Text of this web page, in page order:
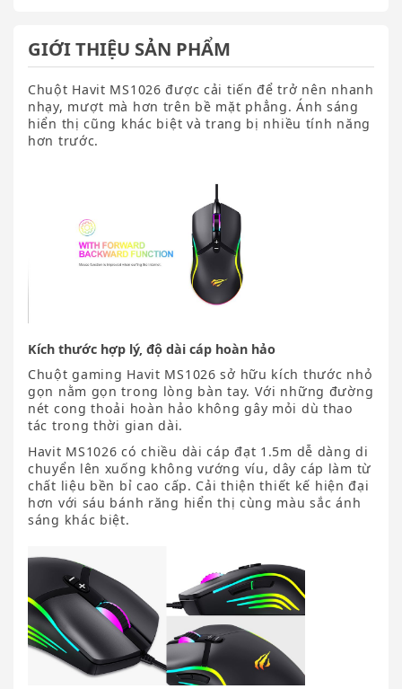
GIỚI THIỆU SẢN PHẨM
Chuột Havit MS1026 được cải tiến để trở nên nhanh
nhạy, mượt mà hơn trên bề mặt phẳng. Ánh sáng
hiển thị cũng khác biệt và trang bị nhiều tính năng
hơn trước.
Kích thước hợp lý, độ dài cáp hoàn hảo
Chuột gaming Havit MS1026 sở hữu kích thước nhỏ
gọn nằm gọn trong lòng bàn tay. Với những đường
nét cong thoải hoàn hảo không gây mỏi dù thao
tác trong thời gian dài.
Havit MS1026 có chiều dài cáp đạt 1.5m dễ dàng di
chuyển lên xuống không vướng víu, dây cáp làm từ
chất liệu bền bỉ cao cấp. Cải thiện thiết kế hiện đại
hơn với sáu bánh răng hiển thị cùng màu sắc ánh
sáng khác biệt.